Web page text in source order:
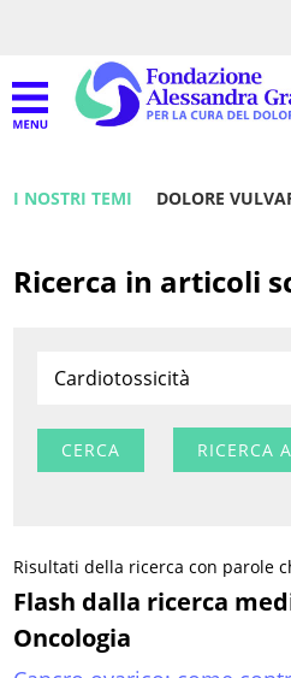
I NOSTRI TEMI DOLORE
Ricerca in articoli
RICERCA
Risultati della ricerca con parole
Flash dalla ricerca
Oncologia